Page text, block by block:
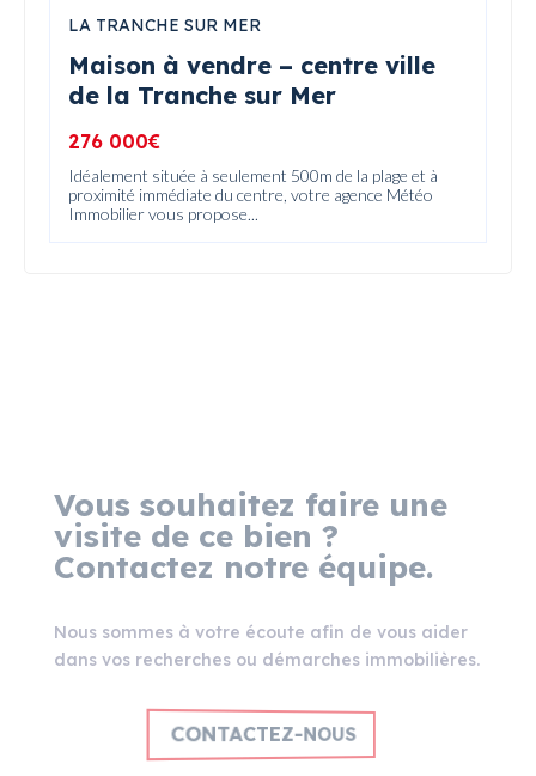
Maison à vendre – centre ville
de la Tranche sur Mer
LA TRANCHE SUR MER
276 000€
Idéalement située à seulement 500m de la plage et à
proximité immédiate du centre, votre agence Météo
Immobilier vous propose...
Vous souhaitez faire une
visite de ce bien ?
Contactez notre équipe.
Nous sommes à votre écoute afin de vous aider
dans vos recherches ou démarches immobilières.
CONTACTEZ-NOUS